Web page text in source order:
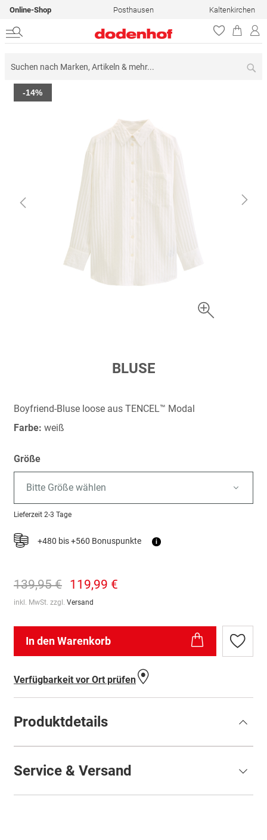
Online-Shop Posthausen Kaltenkirchen
Zum
Ende
-14%
springen
BLUSE
Boyfriend-Bluse loose aus TENCEL™ Modal
Farbe: weiß
Größe
Bitte Größe wählen
Lieferzeit 2-3 Tage
+480 bis +560 Bonuspunkte i
139,95 € 119,99 €
inkl. MwSt. zzgl. Versand
In den Warenkorb
Zur
Verfügbarkeit vor Ort prüfen
Produktdetails
Service & Versand